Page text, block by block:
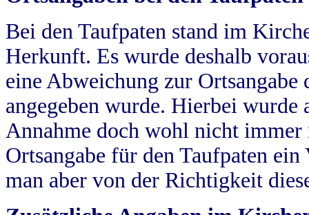
Bei den Taufpaten stand im
Herkunft. Es wurde deshalb
eine Abweichung zur
angegeben wurde. Hierbei wurde
Annahme doch wohl nicht
Ortsangabe für den Taufpaten
man aber von der Richtigkeit